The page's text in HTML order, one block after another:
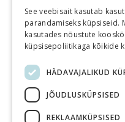
Aamos Atlas
ettevõte ja
kõiki põhilisi
teenuseid,
geodeetilised
See veebisait kasutab
parandamiseks küpsiseid.
kasutades nõustute
küpsisepoliitikaga kõikide
HÄDAVAJALIKUD
JÕUDLUSKÜPSISED
REKLAAMKÜPSISED